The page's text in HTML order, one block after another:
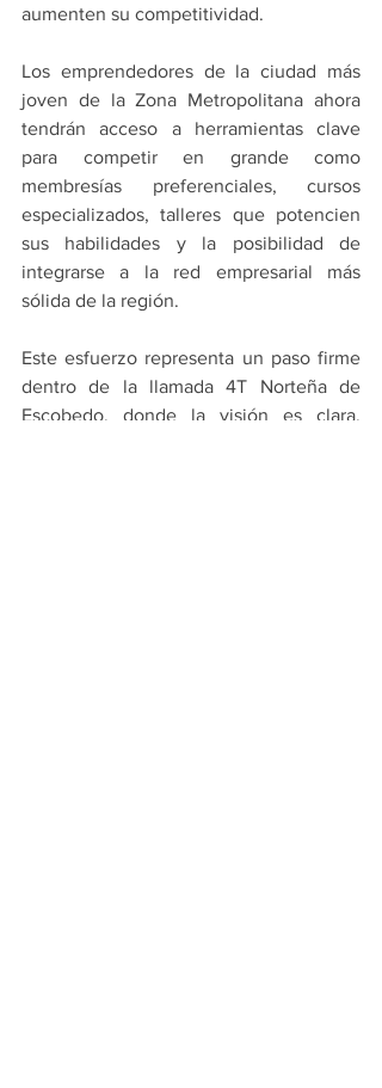
aumenten su competitividad.
Los emprendedores de la ciudad más
joven de la Zona Metropolitana ahora
tendrán acceso a herramientas clave
para competir en grande como
membresías preferenciales, cursos
especializados, talleres que potencien
sus habilidades y la posibilidad de
integrarse a la red empresarial más
sólida de la región.
Este esfuerzo representa un paso firme
dentro de la llamada 4T Norteña de
Escobedo, donde la visión es clara,